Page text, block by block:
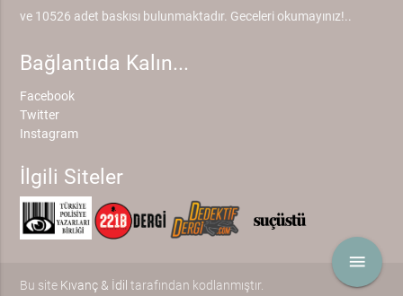
menu
ve 10526 adet baskısı bulunmaktadır. Geceleri okumayınız!..
Bağlantıda Kalın...
Facebook
Twitter
Instagram
İlgili Siteler
Bu site Kıvanç & İdil tarafından kodlanmıştır.